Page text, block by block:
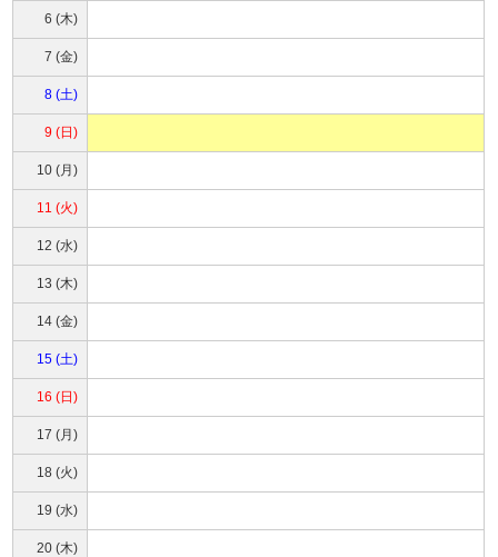
6 (木)
7 (金)
8 (土)
9 (日)
10 (月)
11 (火)
12 (水)
13 (木)
14 (金)
15 (土)
16 (日)
17 (月)
18 (火)
19 (水)
20 (木)